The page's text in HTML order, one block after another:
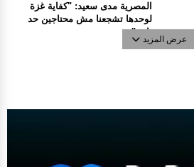
المصرية مدى سعيد: "كفاية غزة
لوحدها تشجعنا مش محتاجين حد
تاني".
عرض المزيد